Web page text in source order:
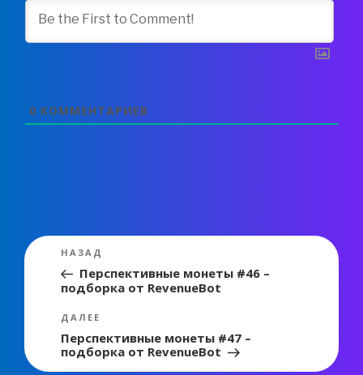
0 КОММЕНТАРИЕВ
Навигация
записям
Предыдущая
запись:
НАЗАД
Перспективные монеты #46 –
подборка от RevenueBot
Следующая
запись
ДАЛЕЕ
Перспективные монеты #47 –
подборка от RevenueBot